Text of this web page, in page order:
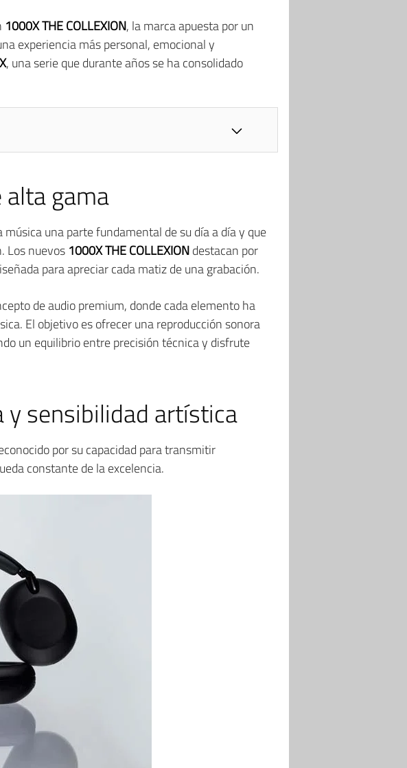
1000X THE COLLEXION, la marca apuesta por un
experiencia más personal, emocional y
, una serie que durante años se ha consolidado
gama
una parte fundamental de su día a día y que
Los nuevos 1000X THE COLLEXIONdestacan por
para apreciar cada matiz de una grabación.
de audio premium, donde cada elemento ha
El objetivo es ofrecer una reproducción sonora
un equilibrio entre precisión técnica y disfrute
y sensibilidad artística
por su capacidad para transmitir
constante de la excelencia.